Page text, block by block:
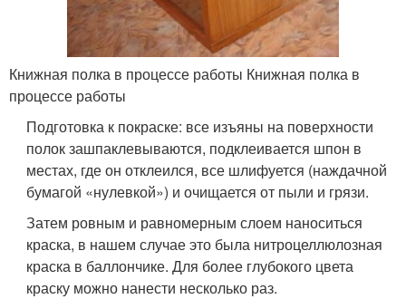
Книжная полка в процессе работы Книжная полка в
процессе работы
Подготовка к покраске: все изъяны на поверхности
полок зашпаклевываются, подклеивается шпон в
местах, где он отклеился, все шлифуется (наждачной
бумагой «нулевкой») и очищается от пыли и грязи.
Затем ровным и равномерным слоем наноситься
краска, в нашем случае это была нитроцеллюлозная
краска в баллончике. Для более глубокого цвета
краску можно нанести несколько раз.